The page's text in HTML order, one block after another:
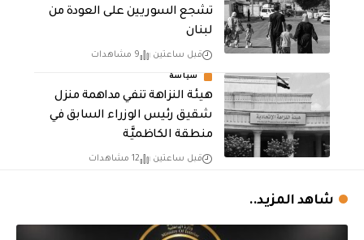
تشجع السوريين على العودة من
لبنان
قبل ساعتين 9 مشاهدات
سياسة
هيئة النزاهة تنفي مداهمة منزل
شقيق رئيس الوزراء السابق في
منطقة الكاظميَّة
قبل ساعتين 12 مشاهدات
شاهد المزيد..